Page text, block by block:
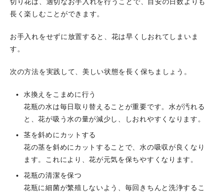
切り花は、適切なお手入れを行うことで、目安の日数よりも
長く楽しむことができます。
お手入れをせずに放置すると、花は早くしおれてしまいま
す。
次の方法を実践して、美しい状態を長く保ちましょう。
水換えをこまめに行う
花瓶の水は毎日取り替えることが重要です。水が汚れる
と、花が吸う水の量が減少し、しおれやすくなります。
茎を斜めにカットする
花の茎を斜めにカットすることで、水の吸収が良くなり
ます。これにより、花が元気を保ちやすくなります。
花瓶の清潔を保つ
花瓶に細菌が繁殖しないよう、毎回きちんと洗浄するこ